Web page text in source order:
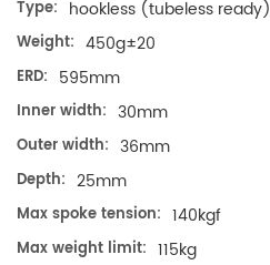
Type: hookless (tubeless ready)
Weight: 450g±20
ERD: 595mm
Inner width: 30mm
Outer width: 36mm
Depth: 25mm
Max spoke tension: 140kgf
Max weight limit: 115kg